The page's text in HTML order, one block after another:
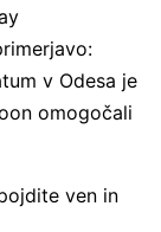
v Odesa je
omogočali
ven in